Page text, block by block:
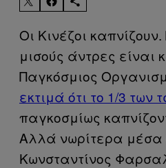
Οι Κινέζοι
μισούς άντρες είναι
Παγκόσμιος
εκτιμά ότι το 1/3 των
παγκοσμίως
Αλλά νωρίτερα μέσα
Κωνσταντίνος